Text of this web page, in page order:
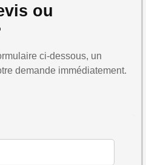
ou
ci-dessous, un
demande immédiatement.